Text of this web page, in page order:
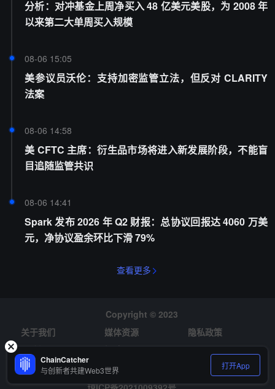
分析：对冲基金上周净买入 48 亿美元美股，为 2008 年
以来第二大单周买入规模
08-06 15:05
美参议员沃伦：支持加密监管立法，但反对 CLARITY
法案
08-06 14:58
美 CFTC 主席：衍生品市场将进入新发展阶段，不能盲
目追随监管共识
08-06 14:41
Spark 发布 2026 年 Q2 财报：总协议回报达 4060 万美
元，净协议盈余环比下滑 79%
查看更多
Copyright © 2023
关于我们
媒体资源
隐私政策
风险提示
招聘
ChainCatcher
与创新者共建Web3世界 打开App